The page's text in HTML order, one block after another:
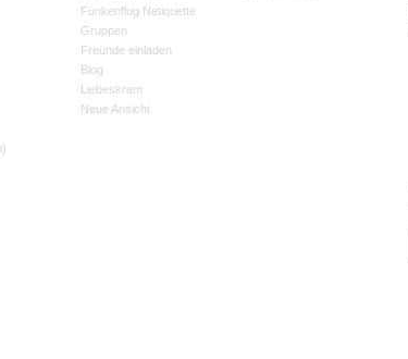
Funkenflug Netiquette
Gruppen
Freunde einladen
Blog
Liebeskram
Neue Ansicht